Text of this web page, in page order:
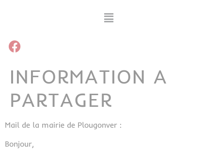
INFORMATION A
PARTAGER
Mail de la mairie de Plougonver :
Bonjour,